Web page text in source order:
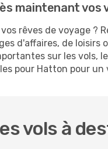
maintenant vos
rêves de voyage ?
d'affaires, de loisirs
sur les vols,
pour Hatton pour un
vols à